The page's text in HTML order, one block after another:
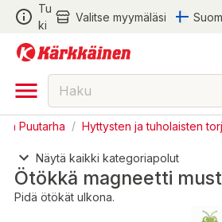
Tu
ki
Valitse myymäläsi
ja Puutarha / Hyttysten ja tuholaisten
Näytä kaikki kategoriapolut
Ötökkä magneetti
Pidä ötökät ulkona.